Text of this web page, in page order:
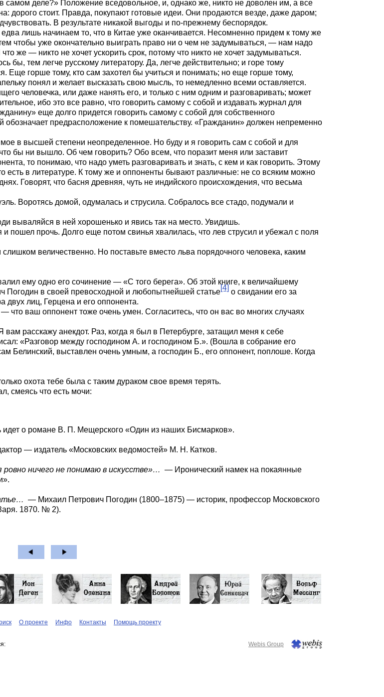
самом деле?» Положение вседовольное, и, однако же, никто не доволен им, а все
дорого стоит. Правда, покупают готовые идеи. Они продаются везде, даже даром;
В результате никакой выгоды и по-прежнему беспорядок.
лишь начинаем то, что в Китае уже оканчивается. Несомненно придем к тому же
чтобы уже окончательно выиграть право ни о чем не задумываться, — нам надо
же — никто не хочет ускорить срок, потому что никто не хочет задумываться.
бы, тем легче русскому литератору. Да, легче действительно; и горе тому
Еще горше тому, кто сам захотел бы учиться и понимать; но еще горше тому,
понял и желает высказать свою мысль, то немедленно всеми оставляется.
человечка, или даже нанять его, и только с ним одним и разговаривать; может
ибо это все равно, что говорить самому с собой и издавать журнал для
еще долго придется говорить самому с собой для собственного
обозначает предрасположение к помешательству. «Гражданин» должен непременно
в высшей степени неопределенное. Но буду и я говорить сам с собой и для
бы ни вышло. Об чем говорить? Обо всем, что поразит меня или заставит
то понимаю, что надо уметь разговаривать и знать, с кем и как говорить. Этому
есть в литературе. К тому же и оппоненты бывают различные: не со всяким можно
Говорят, что басня древняя, чуть не индийского происхождения, что весьма
Воротясь домой, одумалась и струсила. Собралось все стадо, подумали и
вываляйся в ней хорошенько и явись так на место. Увидишь.
прочь. Долго еще потом свинья хвалилась, что лев струсил и убежал с поля
величественно. Но поставьте вместо льва порядочного человека, каким
ему одно его сочинение — «С того берега». Об этой книге, к величайшему
Погодин в своей превосходной и любопытнейшей статье[4] о свидании его за
двух лиц, Герцена и его оппонента.
ваш оппонент тоже очень умен. Согласитесь, что он вас во многих случаях
расскажу анекдот. Раз, когда я был в Петербурге, затащил меня к себе
«Разговор между господином А. и господином Б.». (Вошла в собрание его
Белинский, выставлен очень умным, а господин Б., его оппонент, поплоше. Когда
охота тебе была с таким дураком свое время терять.
смеясь что есть мочи:
о романе В. П. Мещерского «Один из наших Бисмарков».
— издатель «Московских ведомостей» М. Н. Катков.
ничего не понимаю в искусстве»… — Иронический намек на покаянные
— Михаил Петрович Погодин (1800–1875) — историк, профессор Московского
1870. № 2).
О проекте Инфо Контакты Помощь проекту
Webis Group